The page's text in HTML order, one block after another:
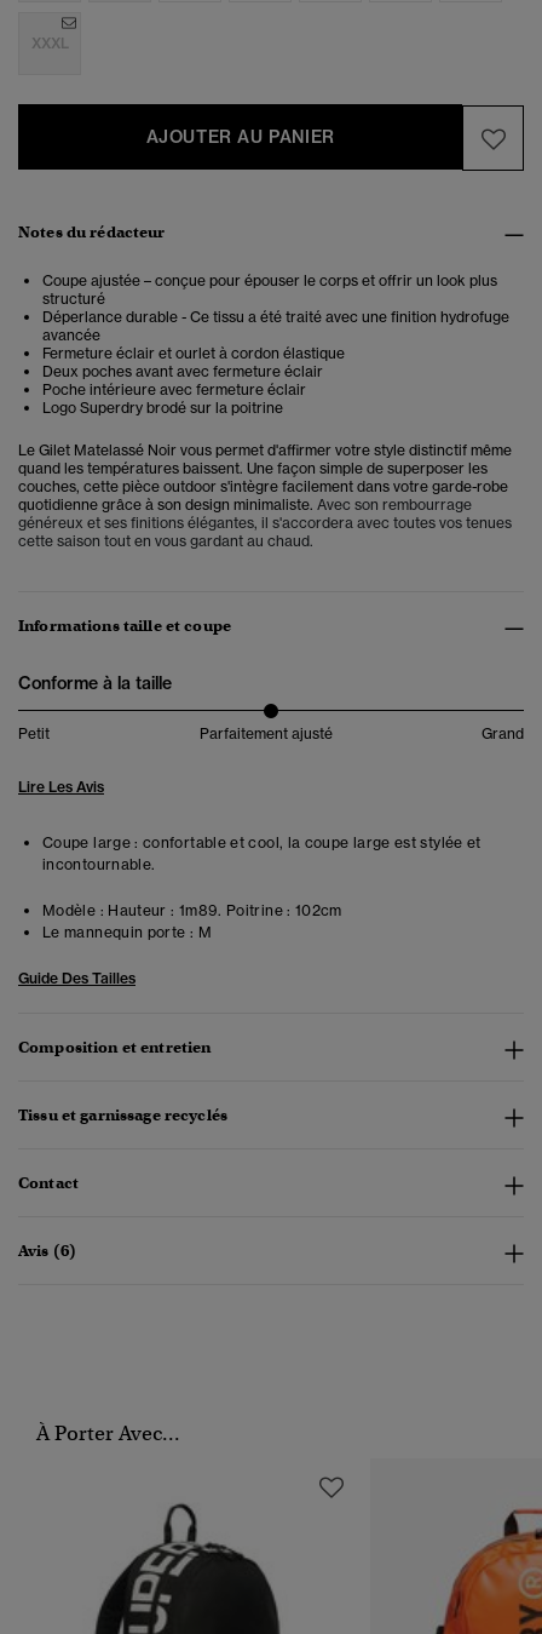
XXXL
AJOUTER AU PANIER
Notes du rédacteur
Coupe ajustée – conçue pour épouser le corps et offrir un look plus
structuré
Déperlance durable - Ce tissu a été traité avec une finition hydrofuge
avancée
Fermeture éclair et ourlet à cordon élastique
Deux poches avant avec fermeture éclair
Poche intérieure avec fermeture éclair
Logo Superdry brodé sur la poitrine
Le Gilet Matelassé Noir vous permet d'affirmer votre style distinctif même
quand les températures baissent. Une façon simple de superposer les
couches, cette pièce outdoor s'intègre facilement dans votre garde-robe
quotidienne grâce à son design minimaliste. Avec son rembourrage
généreux et ses finitions élégantes, il s'accordera avec toutes vos tenues
cette saison tout en vous gardant au chaud.
Informations taille et coupe
Conforme à la taille
Petit Parfaitement ajusté Grand
Lire Les Avis
Coupe large : confortable et cool, la coupe large est stylée et
incontournable.
Modèle : Hauteur : 1m89. Poitrine : 102cm
Le mannequin porte : M
Guide Des Tailles
Composition et entretien
Tissu et garnissage recyclés
Contact
Avis (6)
À Porter Avec...